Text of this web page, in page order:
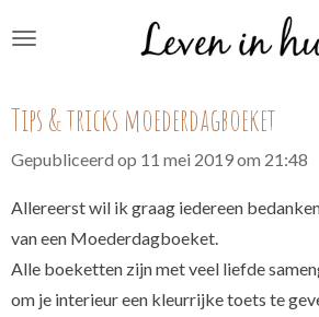
de
Tips & tricks moederdagboeket
Gepubliceerd op 11 mei 2019 om 21:48
Allereerst wil ik graag iedereen
van een Moederdagboeket.
Alle boeketten zijn met veel liefde
om je interieur een kleurrijke toets te